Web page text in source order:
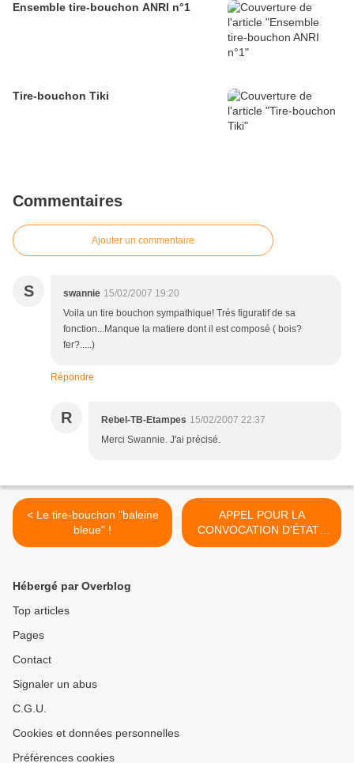
Ensemble tire-bouchon ANRI n°1
Tire-bouchon Tiki
Commentaires
Ajouter un commentaire
S swannie 15/02/2007 19:20
Voila un tire bouchon sympathique! Trés figuratif de sa
fonction...Manque la matiere dont il est composé ( bois?
fer?.....)
Répondre
R Rebel-TB-Etampes 15/02/2007 22:37
Merci Swannie. J'ai précisé.
< Le tire-bouchon "baleine
bleue" !
APPEL POUR LA
CONVOCATION D'ÉTATS
GÉNÉRAUX DE LA
Hébergé par Overblog
Top articles
Pages
Contact
Signaler un abus
C.G.U.
Cookies et données personnelles
Préférences cookies